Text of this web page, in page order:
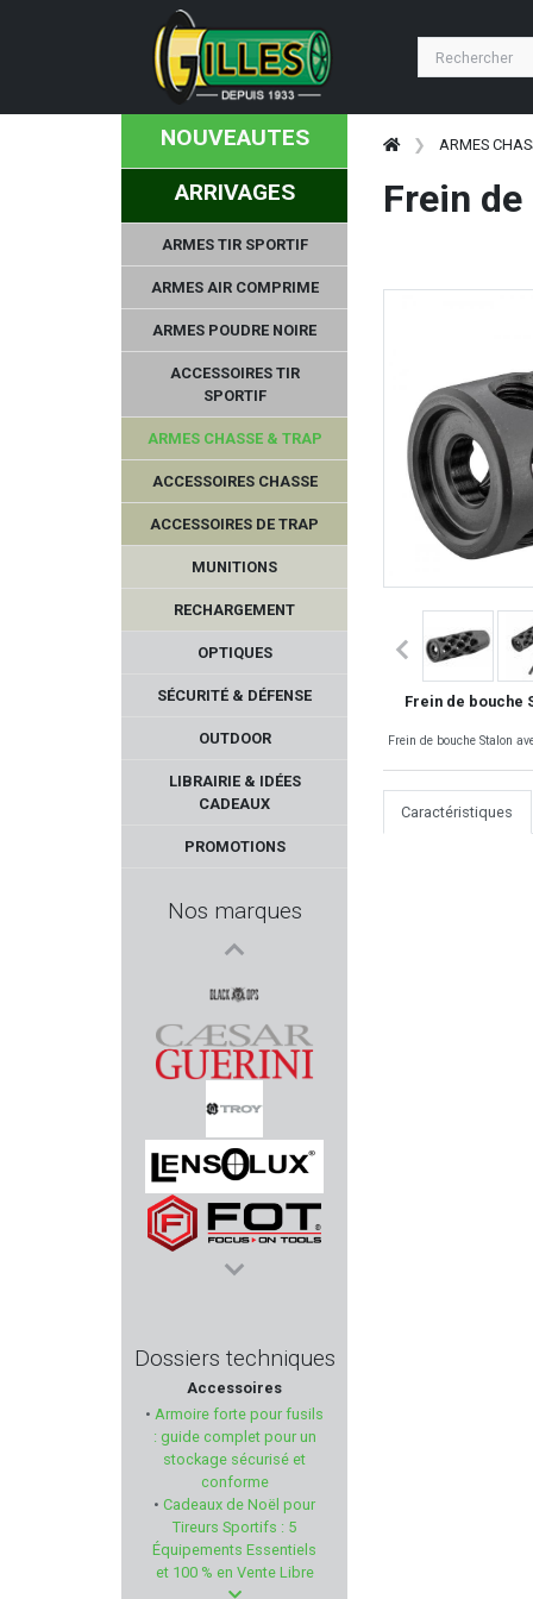
NOUVEAUTES
ARRIVAGES
ARMES TIR SPORTIF
ARMES AIR COMPRIME
ARMES POUDRE NOIRE
ACCESSOIRES TIR
SPORTIF
ARMES CHASSE & TRAP
ACCESSOIRES CHASSE
ACCESSOIRES DE TRAP
MUNITIONS
RECHARGEMENT
OPTIQUES
SÉCURITÉ & DÉFENSE
OUTDOOR
LIBRAIRIE & IDÉES
CADEAUX
PROMOTIONS
Nos marques
SOMLYS
BLACK OPS
CAESAR GUERINI
TROY INDUSTRIES
LENSOLUX
FOT - Focus On Tools
WD40
PLASTICO PANARO
VARTA
VZ GRIPS
Dossiers techniques
Accessoires
• Armoire forte pour fusils
: guide complet pour un
stockage sécurisé et
conforme
• Cadeaux de Noël pour
Tireurs Sportifs : 5
Équipements Essentiels
et 100 % en Vente Libre
ARMES
Frein
Frein de bouche
Frein de bouche Stalon
Caractéristiques